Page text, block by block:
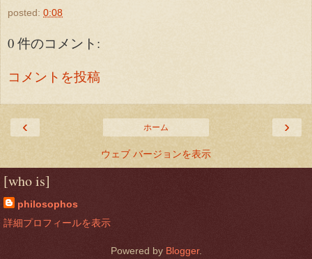
posted: 0:08
0 件のコメント:
コメントを投稿
‹ ›
ホーム
ウェブ バージョンを表示
[who is]
philosophos
詳細プロフィールを表示
Powered by Blogger.